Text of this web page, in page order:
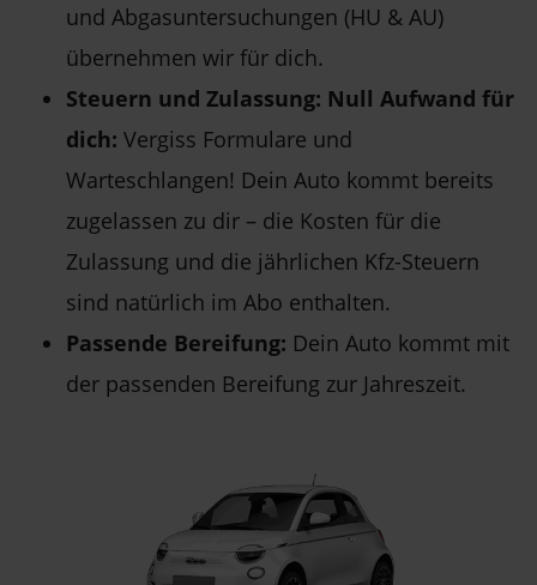
und Abgasuntersuchungen (HU & AU)
übernehmen wir für dich.
Steuern und Zulassung: Null Aufwand für
dich: Vergiss Formulare und
Warteschlangen! Dein Auto kommt bereits
zugelassen zu dir – die Kosten für die
Zulassung und die jährlichen Kfz-Steuern
sind natürlich im Abo enthalten.
Passende Bereifung: Dein Auto kommt mit
der passenden Bereifung zur Jahreszeit.